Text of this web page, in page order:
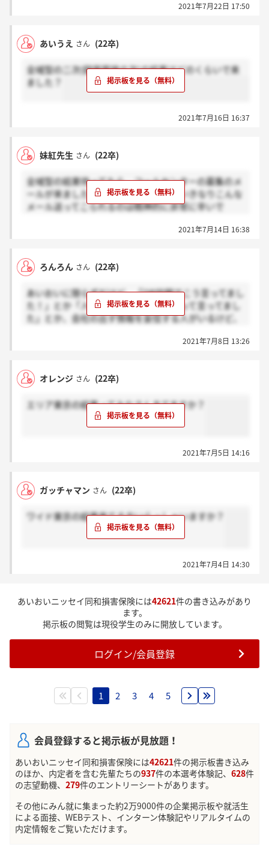
2021年7月22日 17:50
あいうえ さん (22卒)
全域型の二次(録画面接の次)の結果はどのくらいで来
ました？
2021年7月16日 16:37
妹紅先生 さん (22卒)
全域型の結果待ってたら、コールセンターの募集のメ
ールが来ました。合否の連絡もせずにいきなりこんな
メール送ってこられるのは精神的に非常に辛いで
2021年7月14日 16:38
ろんろん さん (22卒)
あいおいに限らずだけど、「OB訪問でこう言ってまし
た！」とか「人事はそんなことはないって言ってまし
た」とか、会社の出す情報を妄信する人がいるけど、
し、普通に嘘つくからね……特にソフトな面。
る」って意図が強いし、利害関係のない、採用に関係
のないOB訪問してから入社を決めたほうがいいと思
2021年7月8日 13:26
オレンジ さん (22卒)
エリア東京の結果ってみなさんきてますか？
2021年7月5日 14:16
ガッチャマン さん (22卒)
ワイド東京の結果来てる方いらっしゃいますか？
2021年7月4日 14:30
あいおいニッセイ同和損害保険には42621件の書き込みがあり
ます。
掲示板の閲覧は現役学生のみに開放しています。
ログイン/会員登録
1 2 3 4 5
会員登録すると掲示板が見放題！
あいおいニッセイ同和損害保険には42621件の掲示板書き込み
のほか、内定者を含む先輩たちの937件の本選考体験記、 628件
の志望動機、 279件のエントリーシートがあります。
その他にみん就に集まった約2万9000件の企業掲示板や就活生
による面接、WEBテスト、インターン体験記やリアルタイムの
内定情報をご覧いただけます。